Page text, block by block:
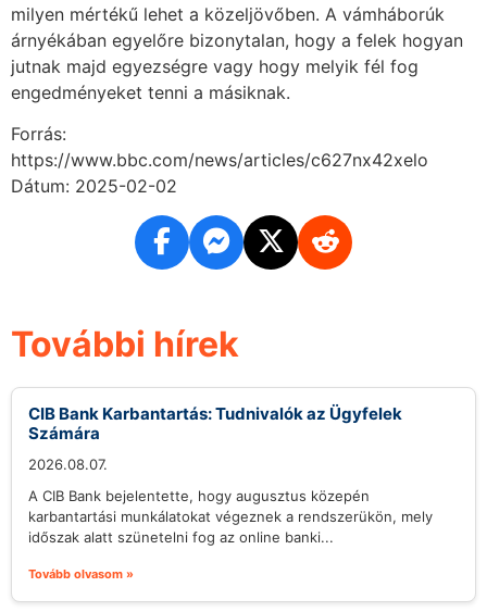
milyen mértékű lehet a közeljövőben. A vámháborúk
árnyékában egyelőre bizonytalan, hogy a felek hogyan
jutnak majd egyezségre vagy hogy melyik fél fog
engedményeket tenni a másiknak.
Forrás:
https://www.bbc.com/news/articles/c627nx42xelo
Dátum: 2025-02-02
További hírek
CIB Bank Karbantartás: Tudnivalók az Ügyfelek
Számára
2026.08.07.
A CIB Bank bejelentette, hogy augusztus közepén
karbantartási munkálatokat végeznek a rendszerükön, mely
időszak alatt szünetelni fog az online banki...
Tovább olvasom »